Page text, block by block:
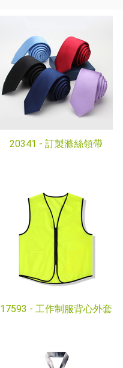
20341 - 訂製滌絲領帶
17593 - 工作制服背心外套